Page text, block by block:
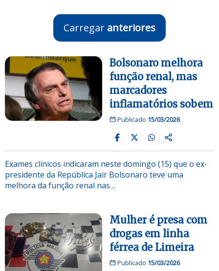
Carregar anteriores
Bolsonaro melhora
função renal, mas
marcadores
inflamatórios sobem
Publicado 15/03/2026
Exames clínicos indicaram neste domingo (15) que o ex-
presidente da República Jair Bolsonaro teve uma
melhora da função renal nas…
Mulher é presa com
drogas em linha
férrea de Limeira
Publicado 15/03/2026